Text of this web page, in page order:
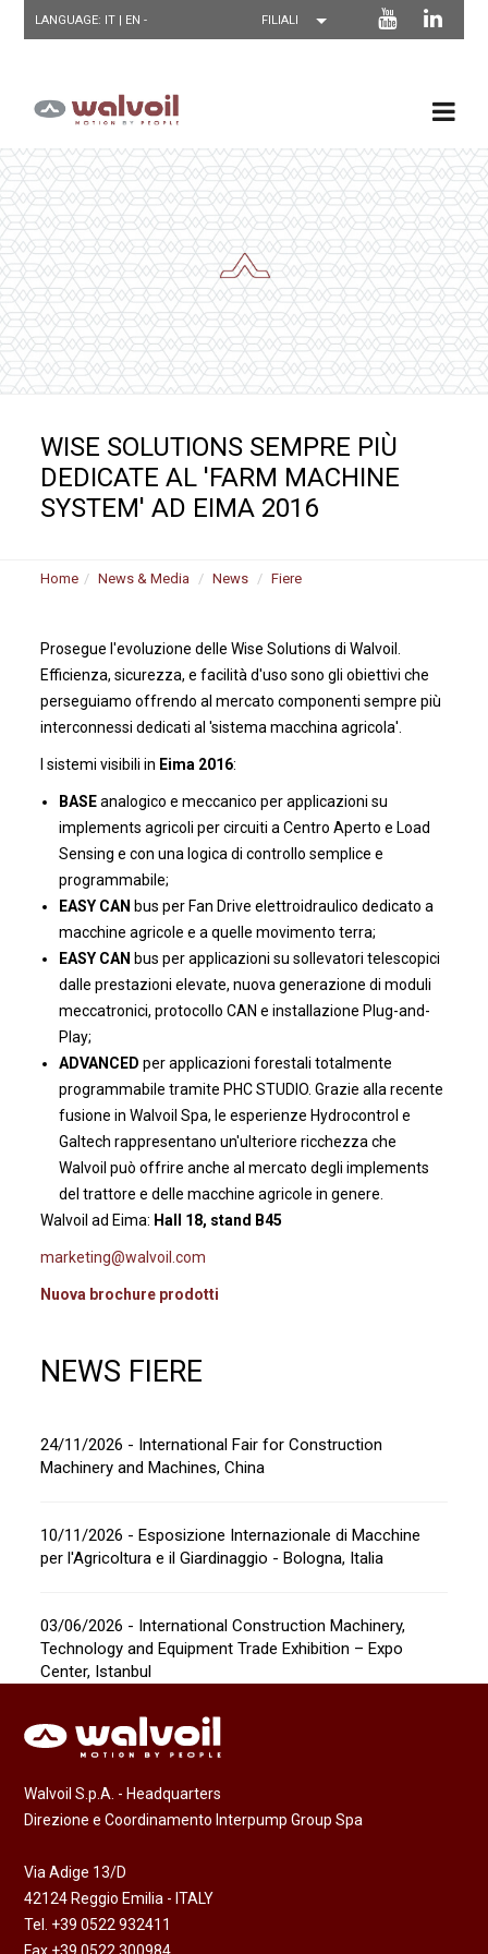
LANGUAGE: IT | EN-
WISE SOLUTIONS SEMPRE PIÙ
DEDICATE AL 'FARM MACHINE
SYSTEM' AD EIMA 2016
Home News & Media News Fiere
Prosegue l'evoluzione delle Wise Solutions di Walvoil.
Efficienza, sicurezza, e facilità d'uso sono gli obiettivi che
perseguiamo offrendo al mercato componenti sempre più
interconnessi dedicati al 'sistema macchina agricola'.
I sistemi visibili in Eima 2016:
BASEanalogico e meccanico per applicazioni su
implements agricoli per circuiti a Centro Aperto e Load
Sensing e con una logica di controllo semplice e
programmabile;
EASY CAN bus per Fan Drive elettroidraulico dedicato a
macchine agricole e a quelle movimento terra;
EASY CAN bus per applicazioni su sollevatori telescopici
dalle prestazioni elevate, nuova generazione di moduli
meccatronici, protocollo CAN e installazione Plug-and-
Play;
ADVANCED per applicazioni forestali totalmente
programmabile tramite PHC STUDIO. Grazie alla recente
fusione in Walvoil Spa, le esperienze Hydrocontrol e
Galtech rappresentano un'ulteriore ricchezza che
Walvoil può offrire anche al mercato degli implements
del trattore e delle macchine agricole in genere.
Walvoil ad Eima: Hall 18, stand B45
marketing@walvoil.com
Nuova brochure prodotti
NEWS FIERE
24/11/2026 - International Fair for Construction
Machinery and Machines, China
10/11/2026 - Esposizione Internazionale di Macchine
per l'Agricoltura e il Giardinaggio - Bologna, Italia
03/06/2026 - International Construction Machinery,
Technology and Equipment Trade Exhibition – Expo
Center, Istanbul
Walvoil S.p.A. - Headquarters
Direzione e Coordinamento Interpump Group Spa
Via Adige 13/D
42124 Reggio Emilia - ITALY
Tel. +39 0522 932411
Fax +39 0522 300984